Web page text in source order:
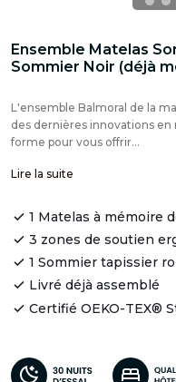
Ensemble Matelas
Sommier Noir (déjà
L'ensemble Balmoral de la
des dernières innovations
forme pour vous offrir...
Lire la suite
1 Matelas à mémoire
3 zones de soutien
1 Sommier tapissier
Livré déjà assemblé
Certifié OEKO-TEX®